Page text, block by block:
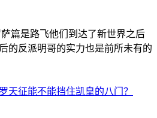
篇是路飞他们到达了新世界之后
的反派明哥的实力也是前所未有的